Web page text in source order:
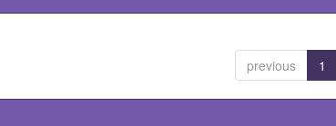
previous 1